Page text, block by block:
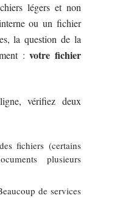
légers et non
ou un fichier
la question de la
:votre fichier
vérifiez deux
fichiers (certains
plusieurs
de services